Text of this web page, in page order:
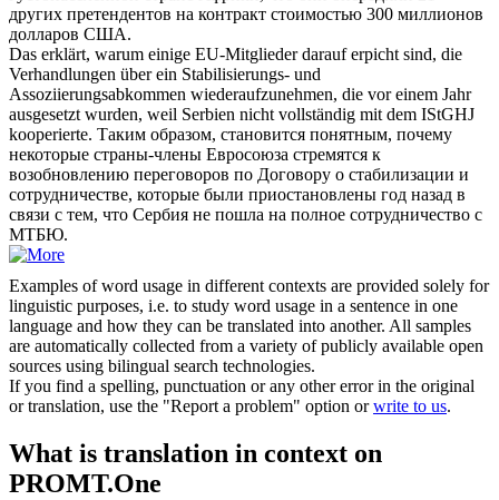
других претендентов на контракт стоимостью 300 миллионов
долларов США.
Das erklärt, warum einige EU-Mitglieder darauferpichtsind, die
Verhandlungen über ein Stabilisierungs- und
Assoziierungsabkommen wiederaufzunehmen, die vor einem Jahr
ausgesetzt wurden, weil Serbien nicht vollständig mit dem IStGHJ
kooperierte. Таким образом, становится понятным, почему
некоторые страны-члены Евросоюза стремятся к
возобновлению переговоров по Договору о стабилизации и
сотрудничестве, которые были приостановлены год назад в
связи с тем, что Сербия не пошла на полное сотрудничество с
МТБЮ.
Examples of word usage in different contexts are provided solely for
linguistic purposes, i.e. to study word usage in a sentence in one
language and how they can be translated into another. All samples
are automatically collected from a variety of publicly available open
sources using bilingual search technologies.
If you find a spelling, punctuation or any other error in the original
or translation, use the "Report a problem" option orwrite to us.
What is translation in context on
PROMT.One